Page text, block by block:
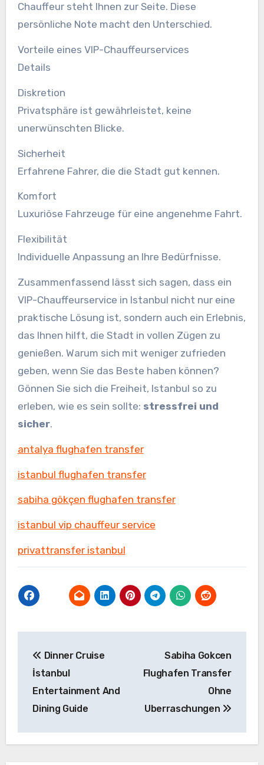
Chauffeur steht Ihnen zur Seite. Diese
persönliche Note macht den Unterschied.
Vorteile eines VIP-Chauffeurservices
Details
Diskretion
Privatsphäre ist gewährleistet, keine
unerwünschten Blicke.
Sicherheit
Erfahrene Fahrer, die die Stadt gut kennen.
Komfort
Luxuriöse Fahrzeuge für eine angenehme Fahrt.
Flexibilität
Individuelle Anpassung an Ihre Bedürfnisse.
Zusammenfassend lässt sich sagen, dass ein
VIP-Chauffeurservice in Istanbul nicht nur eine
praktische Lösung ist, sondern auch ein Erlebnis,
das Ihnen hilft, die Stadt in vollen Zügen zu
genießen. Warum sich mit weniger zufrieden
geben, wenn Sie das Beste haben können?
Gönnen Sie sich die Freiheit, Istanbul so zu
erleben, wie es sein sollte: stressfrei und
sicher.
antalya flughafen transfer
istanbul flughafen transfer
sabiha gökçen flughafen transfer
istanbul vip chauffeur service
privattransfer istanbul
gezinmesi
Dinner Cruise
İstanbul
Entertainment And
Dining Guide
Sabiha Gokcen
Flughafen Transfer
Ohne
Uberraschungen